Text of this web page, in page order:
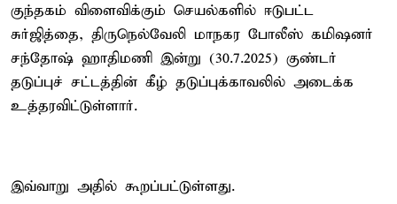
குந்தகம் விளைவிக்கும் செயல்களில் ஈடுபட்ட
சுர்ஜித்தை, திருநெல்வேலி மாநகர போலீஸ் கமிஷனர்
சந்தோஷ் ஹாதிமணி இன்று (30.7.2025) குண்டர்
தடுப்புச் சட்டத்தின் கீழ் தடுப்புக்காவலில் அடைக்க
உத்தரவிட்டுள்ளார்.
இவ்வாறு அதில் கூறப்பட்டுள்ளது.